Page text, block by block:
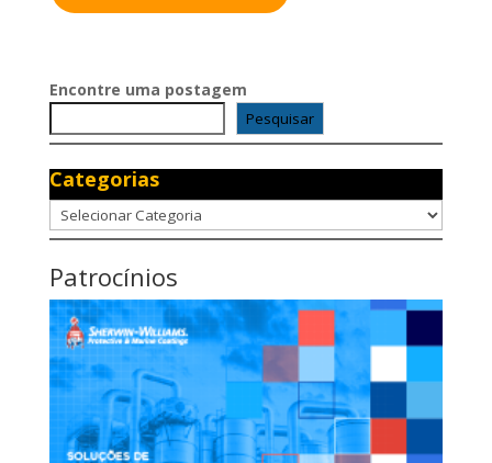
Encontre uma postagem
Pesquisar
Categorias
Categorias
Patrocínios